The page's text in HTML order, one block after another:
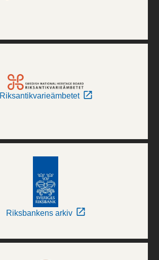
Riksantikvarieämbetet
Riksbankens arkiv